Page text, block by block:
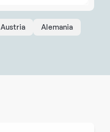
Austria Alemania